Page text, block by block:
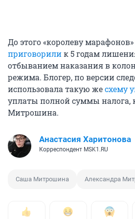
До этого «королеву
приговорилик 5 годам
отбыванием наказания в
режима. Блогер, по версии
использовала такую жесхему
уплаты полной суммы налога,
Митрошина.
Анастасия Харитонова
Корреспондент MSK1.RU
Саша Митрошина Александра